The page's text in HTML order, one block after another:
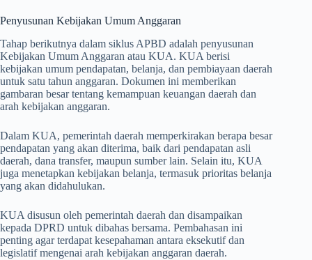
Penyusunan Kebijakan Umum Anggaran
Tahap berikutnya dalam siklus APBD adalah penyusunan
Kebijakan Umum Anggaran atau KUA. KUA berisi
kebijakan umum pendapatan, belanja, dan pembiayaan daerah
untuk satu tahun anggaran. Dokumen ini memberikan
gambaran besar tentang kemampuan keuangan daerah dan
arah kebijakan anggaran.
Dalam KUA, pemerintah daerah memperkirakan berapa besar
pendapatan yang akan diterima, baik dari pendapatan asli
daerah, dana transfer, maupun sumber lain. Selain itu, KUA
juga menetapkan kebijakan belanja, termasuk prioritas belanja
yang akan didahulukan.
KUA disusun oleh pemerintah daerah dan disampaikan
kepada DPRD untuk dibahas bersama. Pembahasan ini
penting agar terdapat kesepahaman antara eksekutif dan
legislatif mengenai arah kebijakan anggaran daerah.